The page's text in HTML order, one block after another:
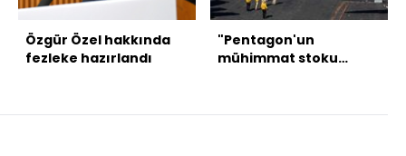
Özgür Özel hakkında
fezleke hazırlandı
"Pentagon'un
mühimmat stoku